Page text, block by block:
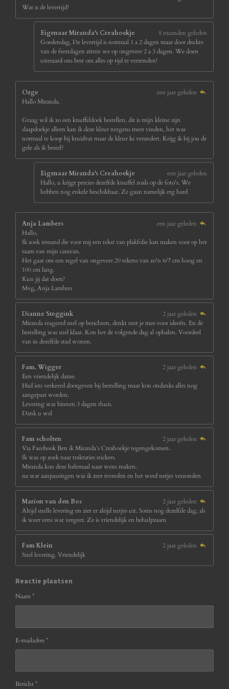
Wat is de levertijd?
Eigenaar Miranda's Creahoekje
8 maanden geleden
Goedendag, De levertijd is normaal 1 a 2 dagen maar door drukte
van de feestdagen zitten we op ongeveer 2 a 3 dagen. We doen
uiteraard ons best om alles op tijd te verzenden!
Ozge
een jaar geleden
Hallo Miranda,
Graag wil ik zo een knuffeldoek bestellen, dit is mijn kleine zijn
slaapdoekje alleen kan ik deze kleur nergens meer vinden, het was
normaal te koop bij kruidvat maar de kleur ks verandert. Krijg ik bij jou de
gele als ik bestel?
Eigenaar Miranda's Creahoekje
een jaar geleden
Hallo, u krijgt precies dezelfde knuffel zoals op de foto's. We
hebben nog enkele beschikbaar. Ze gaan namelijk erg hard
Anja Lambers
een jaar geleden
Hallo,
Ik zoek iemand die voor mij een tekst van plakfolie kan maken voor op het
raam van mijn caravan.
Het gaat om een regel van ongeveer 20 tekens van zo'n 6/7 cm hoog en
100 cm lang.
Kun jij dat doen?
Mvg, Anja Lambers
Dianne Steggink
2 jaar geleden
Miranda reageerd snel op berichten, denkt met je mee voor ideeën. En de
bestelling was snel klaar. Kon het de volgende dag al ophalen. Voordeel
van in dezelfde stad wonen.
Fam. Wigger
2 jaar geleden
Een vriendelijk dame.
Had iets verkeerd doorgeven bij bestelling maar kon ondanks alles nog
aangepast worden.
Levering was binnen 3 dagen thuis.
Dank u wel
Fam scholten
2 jaar geleden
Via Facebook Ben ik Miranda’s Creahoekje tegengekomen.
Ik was op zoek naar traktaties stickers.
Miranda kon deze helemaal naar wens maken.
na wat aanpassingen was ik zeer tevreden en het werd netjes verzonden
Marion van den Bos
2 jaar geleden
Altijd snelle levering en ziet er altijd netjes uit. Soms nog dezelfde dag, als
ik weer eens wat vergeet. Ze is vriendelijk en behulpzaam
Fam Klein
2 jaar geleden
Snel levering. Vriendelijk
Reactie plaatsen
Naam *
E-mailadres *
Bericht *